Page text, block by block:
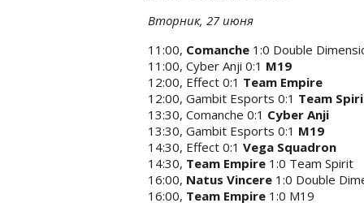
Вторник, 27 июня
11:00, Comanche 1:0 Double
11:00, Cyber Anji 0:1 M19
12:00, Effect 0:1 Team Empire
12:00, Gambit Esports 0:1 Team
13:30, Comanche 0:1 Cyber Anji
13:30, Gambit Esports 0:1 M19
14:30, Effect 0:1 Vega Squadron
14:30, Team Empire 1:0 Team Spirit
16:00, Natus Vincere 1:0 Double
16:00, Team Empire 1:0 M19